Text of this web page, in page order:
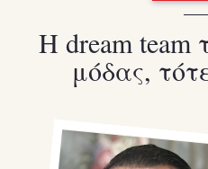
TALK OF THE TOWN
PLEASURES
FOLLOW
Η dream team
μόδας,